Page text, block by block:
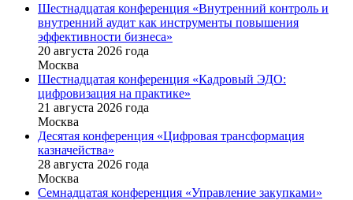
Шестнадцатая конференция «Внутренний контроль и
внутренний аудит как инструменты повышения
эффективности бизнеса»
20 августа 2026 года
Москва
Шестнадцатая конференция «Кадровый ЭДО:
цифровизация на практике»
21 августа 2026 года
Москва
Десятая конференция «Цифровая трансформация
казначейства»
28 августа 2026 года
Москва
Семнадцатая конференция «Управление закупками»